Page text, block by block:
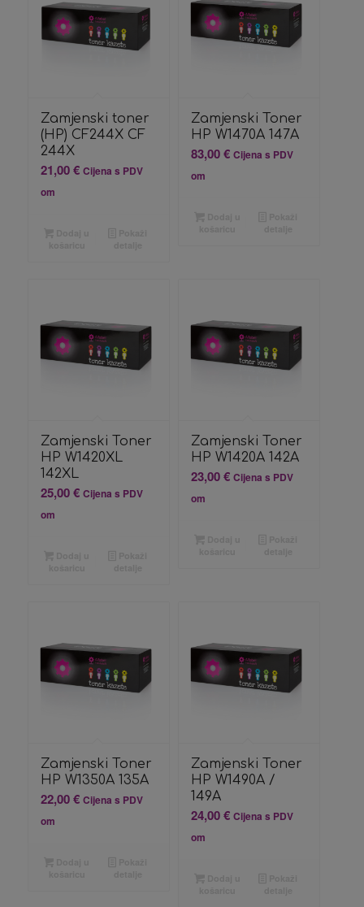
Zamjenski toner
(HP) CF244X CF
244X
21,00€ Cijena s PDV
om
Zamjenski Toner
HP W1470A 147A
83,00€ Cijena s PDV
om
Zamjenski Toner
HP W1420XL
142XL
25,00€ Cijena s PDV
om
Zamjenski Toner
HP W1420A 142A
23,00€ Cijena s PDV
om
Zamjenski Toner
HP W1350A 135A
22,00€ Cijena s PDV
om
Zamjenski Toner
HP W1490A /
149A
24,00€ Cijena s PDV
om